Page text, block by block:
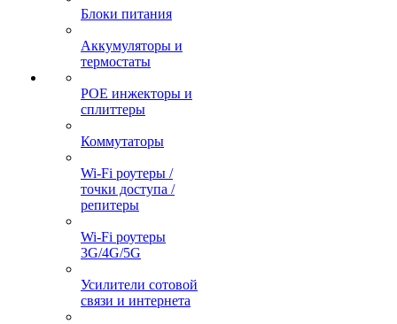
Блоки питания
Аккумуляторы и
термостаты
POE инжекторы и
сплиттеры
Коммутаторы
Wi-Fi роутеры /
точки доступа /
репитеры
Wi-Fi роутеры
3G/4G/5G
Усилители сотовой
связи и интернета